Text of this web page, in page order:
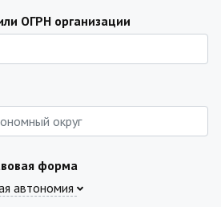
ОГРН организации
форма
автономия